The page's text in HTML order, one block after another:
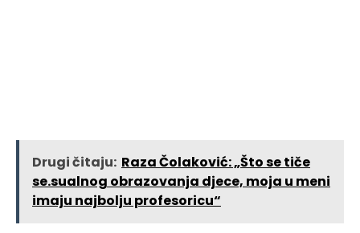
Drugi čitaju: Raza Čolaković: „Što se tiče
se.sualnog obrazovanja djece, moja u meni
imaju najbolju profesoricu“